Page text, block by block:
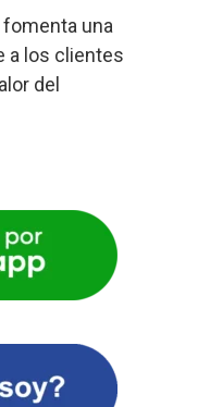
una
a los clientes
del